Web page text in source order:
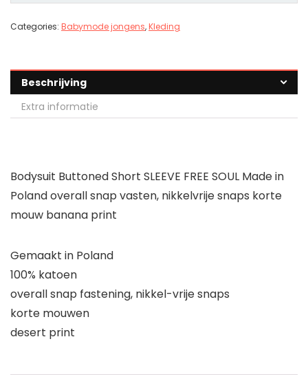
Categories: Babymode jongens,Kleding
Beschrijving
Extra informatie
Bodysuit Buttoned Short SLEEVE FREE SOUL Made in
Poland overall snap vasten, nikkelvrije snaps korte
mouw banana print
Gemaakt in Poland
100% katoen
overall snap fastening, nikkel-vrije snaps
korte mouwen
desert print